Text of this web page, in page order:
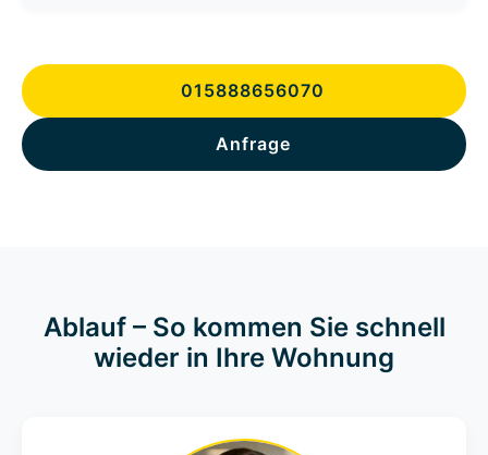
015888656070
Anfrage
Ablauf – So kommen Sie schnell
wieder in Ihre Wohnung